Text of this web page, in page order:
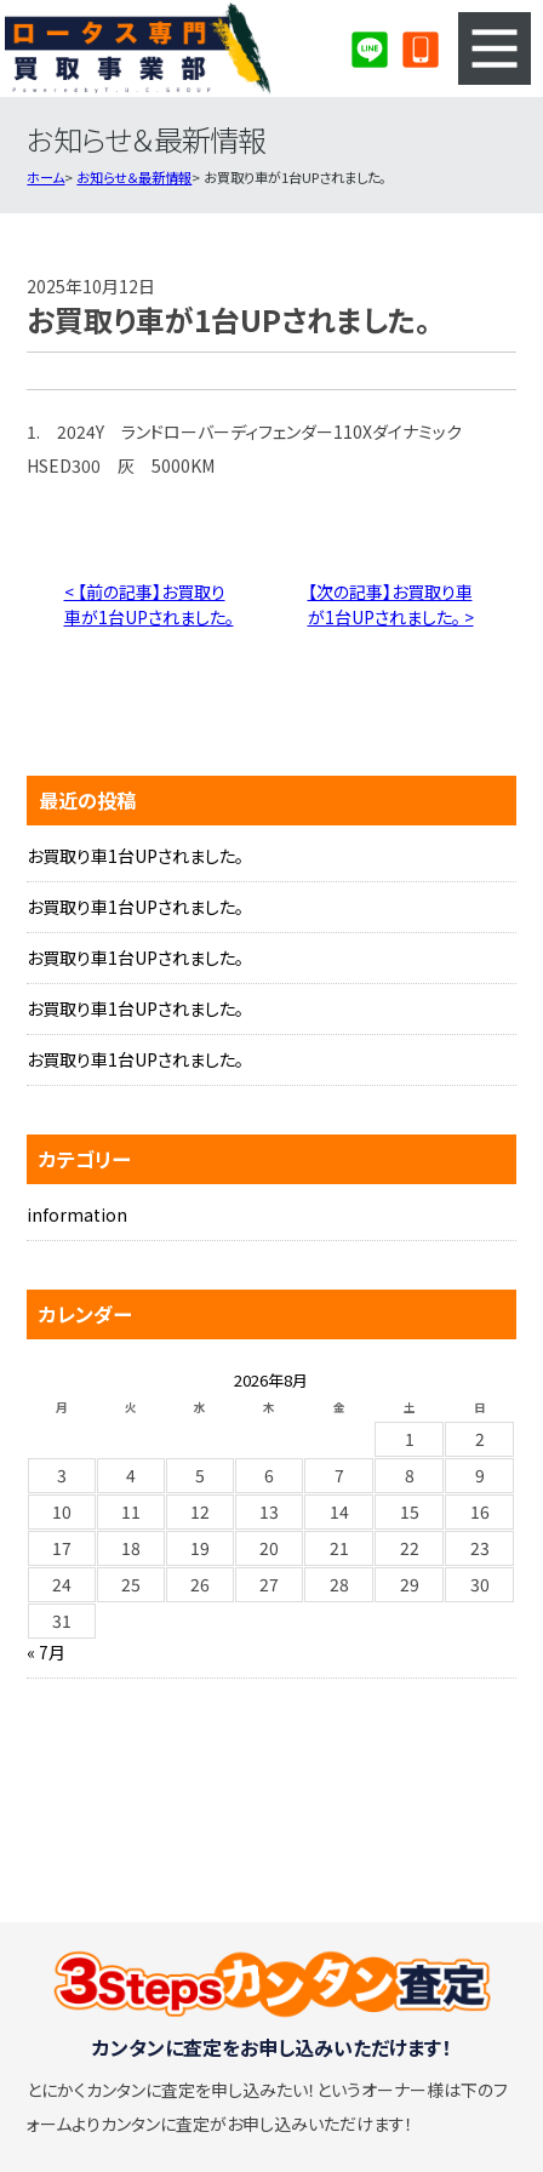
3ステップのカンタン査定
ロータス買取実績
お知らせ＆最新情報
ホーム お知らせ＆最新情報 お買取り車が1台UPされました。
2025年10月12日
お買取り車が1台UPされました。
1. 2024Y ランドローバーディフェンダー110Xダイナミック
HSED300 灰 5000KM
< 【前の記事】お買取り
車が1台UPされました。
【次の記事】お買取り車
が1台UPされました。 >
最近の投稿
お買取り車1台UPされました。
お買取り車1台UPされました。
お買取り車1台UPされました。
お買取り車1台UPされました。
お買取り車1台UPされました。
カテゴリー
information
カレンダー
2026年8月
月 火 水 木 金 土 日
1
2
3
4 5 6 7 8
9
10
11 12 13 14 15
16
17
18 19 20 21 22
23
24
25 26 27 28 29
30
31
« 7月
カンタンに査定をお申し込みいただけます！
とにかくカンタンに査定を申し込みたい！ というオーナー様は下のフ
ォームよりカンタンに査定がお申し込みいただけます！